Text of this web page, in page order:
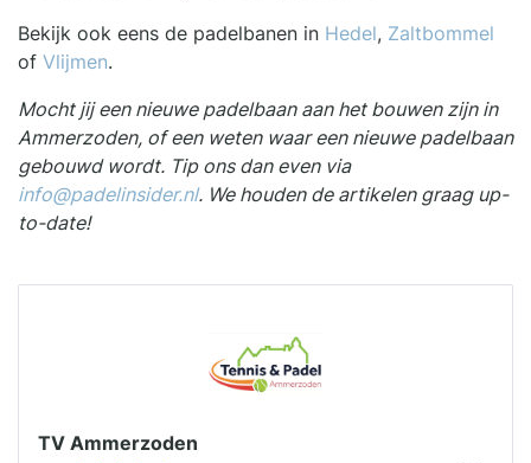
Bekijk ook eens de padelbanen in Hedel, Zaltbommel
of Vlijmen.
Mocht jij een nieuwe padelbaan aan het bouwen zijn in
Ammerzoden, of een weten waar een nieuwe padelbaan
gebouwd wordt. Tip ons dan even via
info@padelinsider.nl. We houden de artikelen graag up-
to-date!
TV Ammerzoden